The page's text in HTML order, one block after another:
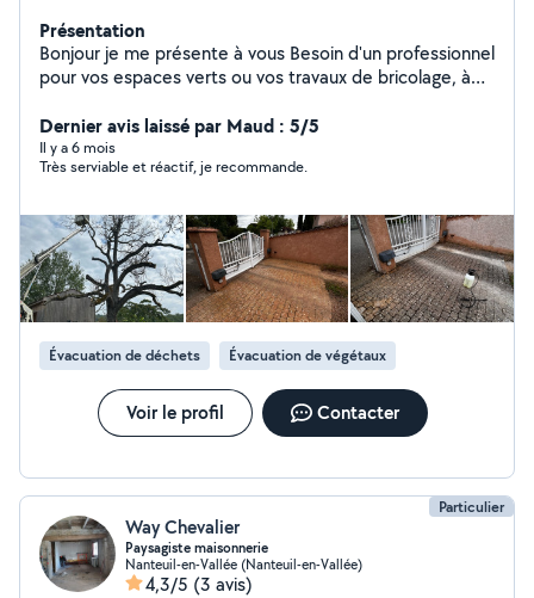
Présentation
Bonjour je me présente à vous Besoin d'un professionnel
pour vos espaces verts ou vos travaux de bricolage, à
propose des services complets : de l'entretien de votre
jardin à la réalisation de petits travaux d'aménagement
et de réparation. Je m'engage à fournir un travail sérieux
moi vos projets, je m'occupe du reste ! Contactez-moi
pour un devis gratuit.
Dernier avis laissé par Maud : 5/5
Il y a 6 mois
Très serviable et réactif, je recommande.
Évacuation de déchets Évacuation de végétaux
Voir le profil Contacter
Particulier
Way Chevalier
Paysagiste maisonnerie
Nanteuil-en-Vallée (Nanteuil-en-Vallée)
4,3/5 (3 avis)